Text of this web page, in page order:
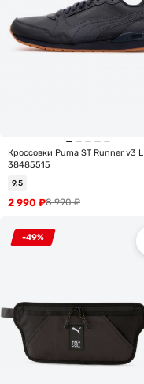
Кроссовки Puma ST Runner v3 L
38485515
9.5
8 990₽
2 990 ₽
-49%